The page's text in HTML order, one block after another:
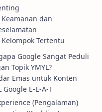
konten keuangan,
Keamanan dan
Kelompok Tertentu
Google Sangat Peduli
Topik YMYL?
Emas untuk Konten
Google E-E-A-T
(Pengalaman)